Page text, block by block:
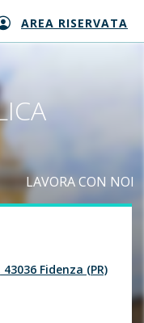
AREA RISERVATA
LAVORA CON NOI
Fidenza (PR)